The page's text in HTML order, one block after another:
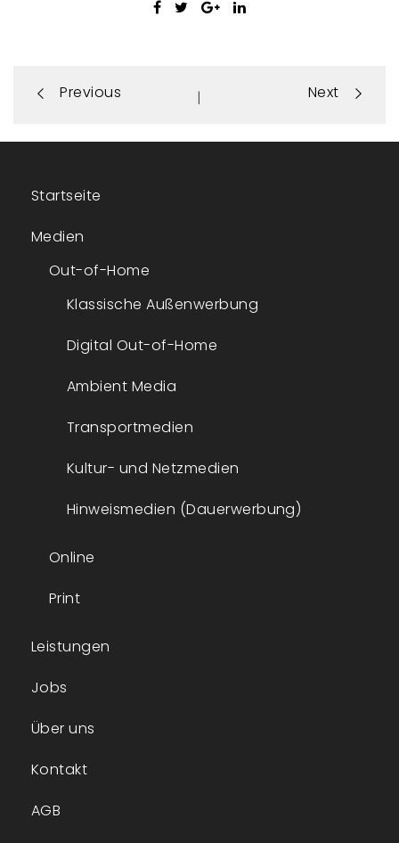
Portfolio
navigation
Previous | Next
Startseite
Medien
Out-of-Home
Klassische Außenwerbung
Digital Out-of-Home
Ambient Media
Transportmedien
Kultur- und Netzmedien
Hinweismedien (Dauerwerbung)
Online
Print
Leistungen
Jobs
Über uns
Kontakt
AGB